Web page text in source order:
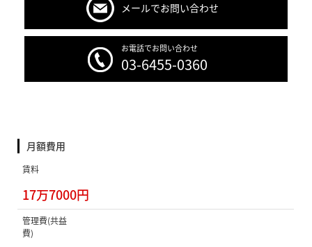
メールでお問い合わせ
お電話でお問い合わせ
03-6455-0360
月額費用
賃料
17万7000円
管理費(共益
費)